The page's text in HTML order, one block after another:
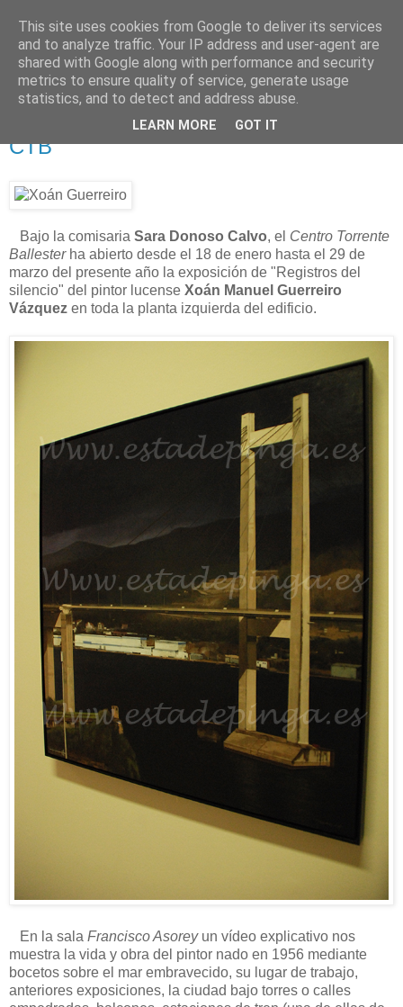
Está de pinga
29/1/13
Registros del silencio (Xoán Guerreiro)
CTB
Bajo la comisaria Sara Donoso Calvo, el Centro Torrente
Ballesterha abierto desde el 18 de enero hasta el 29 de
marzo del presente año la exposición de "Registros del
silencio" del pintor lucense Xoán Manuel Guerreiro
Vázquez en toda la planta izquierda del edificio.
En la sala Francisco Asoreyun vídeo explicativo nos
muestra la vida y obra del pintor nado en 1956 mediante
bocetos sobre el mar embravecido, su lugar de trabajo,
anteriores exposiciones, la ciudad bajo torres o calles
This site uses cookies from Google to deliver its services
and to analyze traffic. Your IP address and user-agent are
shared with Google along with performance and security
metrics to ensure quality of service, generate usage
statistics, and to detect and address abuse.
LEARN MORE GOT IT